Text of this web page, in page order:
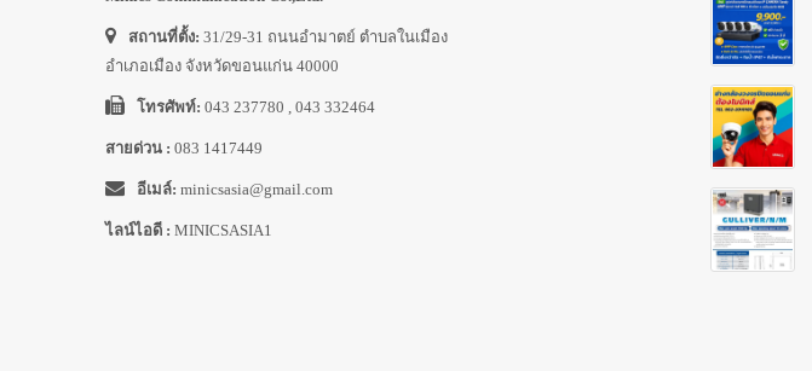
สถานที่ตั้ง: 31/29-31 ถนนอำมาตย์ ตำบลในเมือง
อำเภอเมือง จังหวัดขอนแก่น 40000
โทรศัพท์: 043 237780 , 043 332464
สายด่วน : 083 1417449
อีเมล์: minicsasia@gmail.com
ไลน์ไอดี : MINICSASIA1